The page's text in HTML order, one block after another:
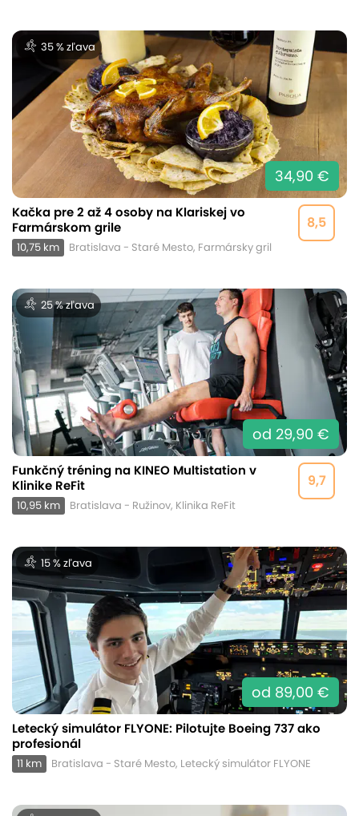
35 % zľava
34,90 €
8,5
Kačka pre 2 až 4 osoby na Klariskej vo
Farmárskom grile
10,75 km Bratislava - Staré Mesto, Farmársky gril
25 % zľava
od 29,90 €
9,7
Funkčný tréning na KINEO Multistation v
Klinike ReFit
10,95 km Bratislava - Ružinov, Klinika ReFit
15 % zľava
od 89,00 €
Letecký simulátor FLYONE: Pilotujte Boeing 737 ako
profesionál
11 km Bratislava - Staré Mesto, Letecký simulátor FLYONE